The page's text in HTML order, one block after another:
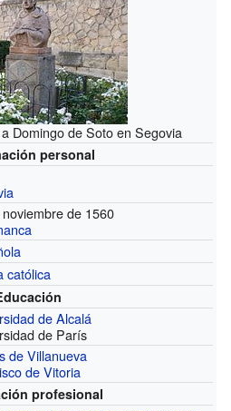
Domingo de Soto en Segovia
personal
de 1560
católica
de Alcalá
de París
de Villanueva
de Vitoria
profesional